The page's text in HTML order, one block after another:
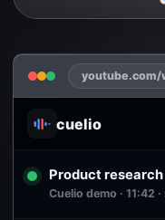
cuelio
Product
Cuelio demo · 11:42